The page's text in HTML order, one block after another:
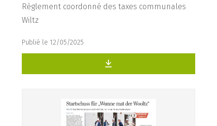
Règlement coordonné des taxes communales
Wiltz
Publié le 12/05/2025